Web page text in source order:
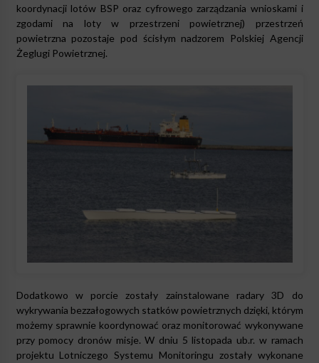
koordynacji lotów BSP oraz cyfrowego zarządzania wnioskami i
zgodami na loty w przestrzeni powietrznej) przestrzeń
powietrzna pozostaje pod ścisłym nadzorem Polskiej Agencji
Żeglugi Powietrznej.
Dodatkowo w porcie zostały zainstalowane radary 3D do
wykrywania bezzałogowych statków powietrznych dzięki, którym
możemy sprawnie koordynować oraz monitorować wykonywane
przy pomocy dronów misje. W dniu 5 listopada ub.r. w ramach
projektu Lotniczego Systemu Monitoringu zostały wykonane